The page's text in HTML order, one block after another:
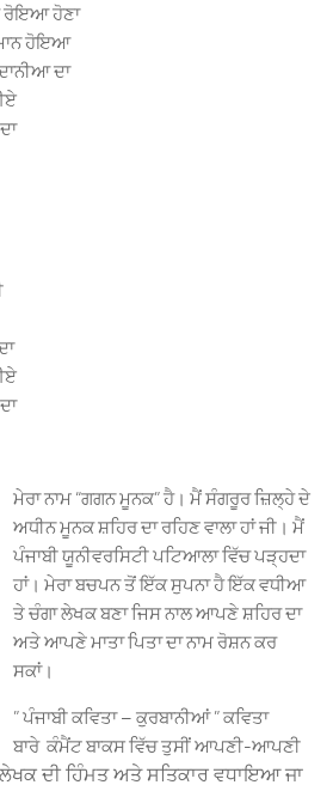
ਰੋਇਆ ਹੋਣਾ
ਹੋਇਆ
ਦਾ
ਮੇਰਾ ਨਾਮ “ਗਗਨ ਮੂਨਕ” ਹੈ। ਮੈਂ ਸੰਗਰੂਰ ਜ਼ਿਲ੍ਹੇ ਦੇ
ਅਧੀਨ ਮੂਨਕ ਸ਼ਹਿਰ ਦਾ ਰਹਿਣ ਵਾਲਾ ਹਾਂ ਜੀ। ਮੈਂ
ਪੰਜਾਬੀ ਯੂਨੀਵਰਸਿਟੀ ਪਟਿਆਲਾ ਵਿੱਚ ਪੜ੍ਹਦਾ
ਹਾਂ। ਮੇਰਾ ਬਚਪਨ ਤੋਂ ਇੱਕ ਸੁਪਨਾ ਹੈ ਇੱਕ ਵਧੀਆ
ਤੇ ਚੰਗਾ ਲੇਖਕ ਬਣਾ ਜਿਸ ਨਾਲ ਆਪਣੇ ਸ਼ਹਿਰ ਦਾ
ਅਤੇ ਆਪਣੇ ਮਾਤਾ ਪਿਤਾ ਦਾ ਨਾਮ ਰੋਸ਼ਨ ਕਰ
ਸਕਾਂ।
” ਪੰਜਾਬੀ ਕਵਿਤਾ – ਕੁਰਬਾਨੀਆਂ ” ਕਵਿਤਾ
ਬਾਰੇ ਕੰਮੈਂਟ ਬਾਕਸ ਵਿੱਚ ਤੁਸੀਂ ਆਪਣੀ-ਆਪਣੀ
ਦੀ ਹਿੰਮਤ ਅਤੇ ਸਤਿਕਾਰ ਵਧਾਇਆ ਜਾ